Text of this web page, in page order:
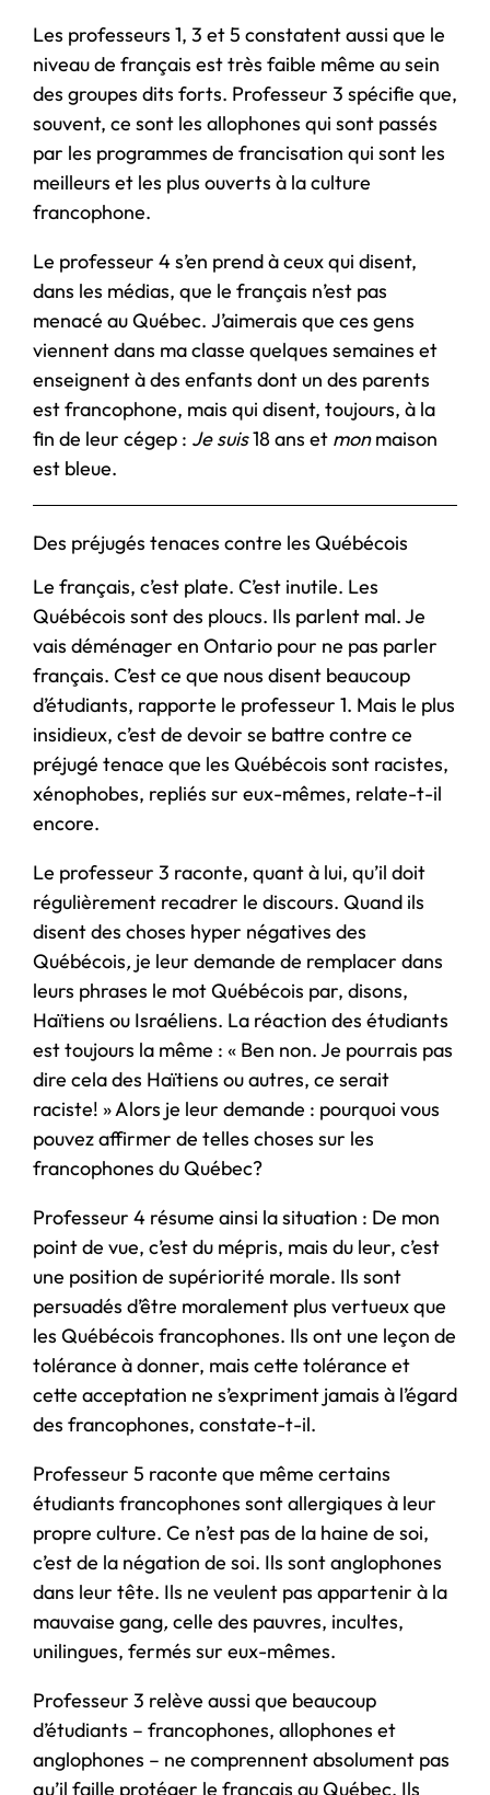
Les professeurs 1, 3 et 5 constatent aussi que le
niveau de français est très faible même au sein
des groupes dits forts. Professeur 3 spécifie que,
souvent, ce sont les allophones qui sont passés
par les programmes de francisation qui sont les
meilleurs et les plus ouverts à la culture
francophone.
Le professeur 4 s’en prend à ceux qui disent,
dans les médias, que le français n’est pas
menacé au Québec. J’aimerais que ces gens
viennent dans ma classe quelques semaines et
enseignent à des enfants dont un des parents
est francophone, mais qui disent, toujours, à la
fin de leur cégep : Je suis18 ans et monmaison
est bleue.
Des préjugés tenaces contre les Québécois
Le français, c’est plate. C’est inutile. Les
Québécois sont des ploucs. Ils parlent mal. Je
vais déménager en Ontario pour ne pas parler
français. C’est ce que nous disent beaucoup
d’étudiants, rapporte le professeur 1. Mais le plus
insidieux, c’est de devoir se battre contre ce
préjugé tenace que les Québécois sont racistes,
xénophobes, repliés sur eux-mêmes, relate-t-il
encore.
Le professeur 3 raconte, quant à lui, qu’il doit
régulièrement recadrer le discours. Quand ils
disent des choses hyper négatives des
Québécois, je leur demande de remplacer dans
leurs phrases le motQuébécois par, disons,
Haïtiens ou Israéliens. La réaction des étudiants
est toujours la même : « Ben non. Je pourrais pas
dire cela des Haïtiens ou autres, ce serait
raciste! » Alors je leur demande : pourquoi vous
pouvez affirmer de telles choses sur les
francophones du Québec?
Professeur 4 résume ainsi la situation : De mon
point de vue, c’est du mépris, mais du leur, c’est
une position de supériorité morale. Ils sont
persuadés d’être moralement plus vertueux que
les Québécois francophones. Ils ont une leçon de
tolérance à donner, mais cette tolérance et
cette acceptation ne s’expriment jamais à l’égard
des francophones, constate-t-il.
Professeur 5 raconte que même certains
étudiants francophones sont allergiques à leur
propre culture. Ce n’est pas de la haine de soi,
c’est de la négation de soi. Ils sont anglophones
dans leur tête. Ils ne veulent pas appartenir à la
mauvaise gang, celle des pauvres, incultes,
unilingues, fermés sur eux-mêmes.
Professeur 3 relève aussi que beaucoup
d’étudiants – francophones, allophones et
anglophones – ne comprennent absolument pas
qu’il faille protéger le français au Québec. Ils